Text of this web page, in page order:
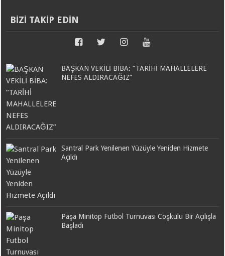
BİZİ TAKİP EDİN
BAŞKAN VEKİLİ BİBA: “TARİHİ MAHALLELERE
NEFES ALDIRACAĞIZ”
Santral Park Yenilenen Yüzüyle Yeniden Hizmete
Açıldı
Paşa Minitop Futbol Turnuvası Coşkulu Bir Açılışla
Başladı